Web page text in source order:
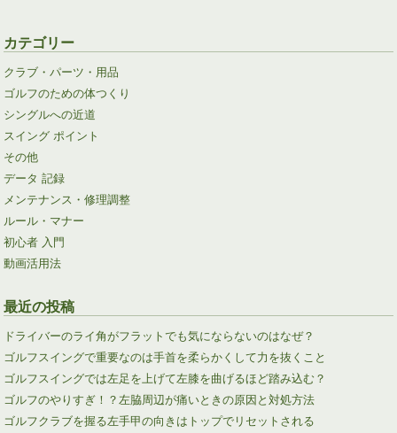
カテゴリー
クラブ・パーツ・用品
ゴルフのための体つくり
シングルへの近道
スイング ポイント
その他
データ 記録
メンテナンス・修理調整
ルール・マナー
初心者 入門
動画活用法
最近の投稿
ドライバーのライ角がフラットでも気にならないのはなぜ？
ゴルフスイングで重要なのは手首を柔らかくして力を抜くこと
ゴルフスイングでは左足を上げて左膝を曲げるほど踏み込む？
ゴルフのやりすぎ！？左脇周辺が痛いときの原因と対処方法
ゴルフクラブを握る左手甲の向きはトップでリセットされる